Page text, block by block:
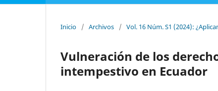
Inicio / Archivos / Vol. 16 Núm. S1 (2024):
Vulneración de los
intempestivo en Ecuador